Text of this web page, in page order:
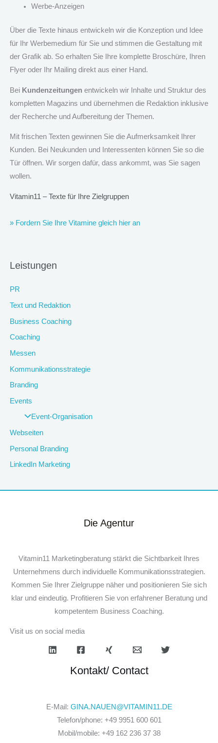
Werbe-Anzeigen
Über die Texte hinaus entwickeln wir die Konzeption und Idee
für Ihr Werbemedium für Sie und stimmen die Gestaltung mit
der Grafik ab. So erhalten Sie Ihre komplette Broschüre, Ihren
Flyer oder Ihr Mailing direkt aus einer Hand.
Bei Kundenzeitungen entwickeln wir Inhalte und Struktur des
kompletten Magazins und übernehmen die Redaktion inklusive
der Recherche und Aufbereitung der Themen.
Mit frischen Texten gewinnen Sie die Aufmerksamkeit Ihrer
Kunden. Bei Neukunden und Interessenten können Sie so die
Tür öffnen. Wir sorgen dafür, dass ankommt, was Sie sagen
wollen.
Vitamin11 – Texte für Ihre Zielgruppen
» Fordern Sie Ihre Vitamine gleich hier an
Leistungen
PR
Text und Redaktion
Business Coaching
Coaching
Messen
Kommunikationsstrategie
Branding
Events
Event-Organisation
Webseiten
Personal Branding
LinkedIn Marketing
Die Agentur
Vitamin11 Marketingberatung stärkt die Sichtbarkeit Ihres
Unternehmens durch individuelle Kommunikationsstrategien.
Kommen Sie Ihrer Zielgruppe näher und positionieren Sie sich
klar und eindeutig. Profitieren Sie von erfahrener Beratung und
kompetentem Business Coaching.
Visit us on social media
Kontakt/ Contact
E-Mail: GINA.NAUEN@VITAMIN11.DE
Telefon/phone: +49 9951 600 601
Mobil/mobile: +49 162 236 37 38